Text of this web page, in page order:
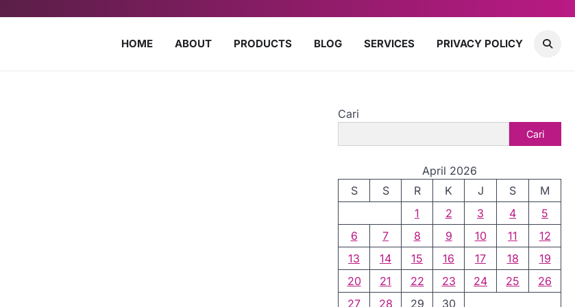
HOME ABOUT PRODUCTS BLOG SERVICES PRIVACY POLICY
Cari
Cari
April 2026
S
S R K J S
M
1
2 3 4
5
6
7 8 9 10 11
12
13
14 15 16 17 18
19
20
21 22 23 24 25
26
27
28 29 30